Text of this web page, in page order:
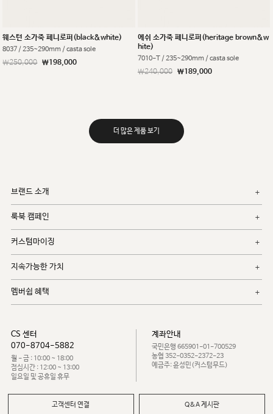
웨스턴 소가죽 페니로퍼(black&white)
8037 / 235~290mm / casta sole
￦250,000 ￦198,000
에쉬 소가죽 페니로퍼(heritage brown&w
hite)
7010-T / 235~290mm / casta sole
￦240,000 ￦189,000
더 많은 제품 보기
브랜드 소개
룩북 캠페인
커스텀마이징
지속가능한 가치
멤버쉽 혜택
CS 센터
070-8704-5882
월 - 금 : 10:00 ~ 18:00
점심시간 : 12:00 ~ 13:00
일요일 및 공휴일 휴무
계좌안내
국민은행 665901-01-700529
농협 352-0352-2372-23
예금주: 윤성민(커스텀무드)
고객센터 연결 Q&A 게시판